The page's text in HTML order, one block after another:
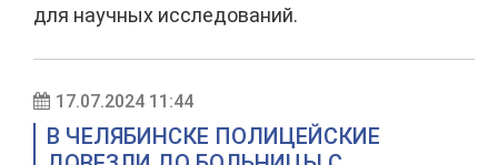
для научных исследований.
17.07.2024 11:44
В ЧЕЛЯБИНСКЕ ПОЛИЦЕЙСКИЕ